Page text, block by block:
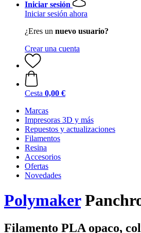
Iniciar sesión
Iniciar sesión ahora
¿Eres un nuevo usuario?
Crear una cuenta
Cesta 0,00 €
Marcas
Impresoras 3D y más
Repuestos y actualizaciones
Filamentos
Resina
Accesorios
Ofertas
Novedades
Polymaker
Filamento PLA opaco,